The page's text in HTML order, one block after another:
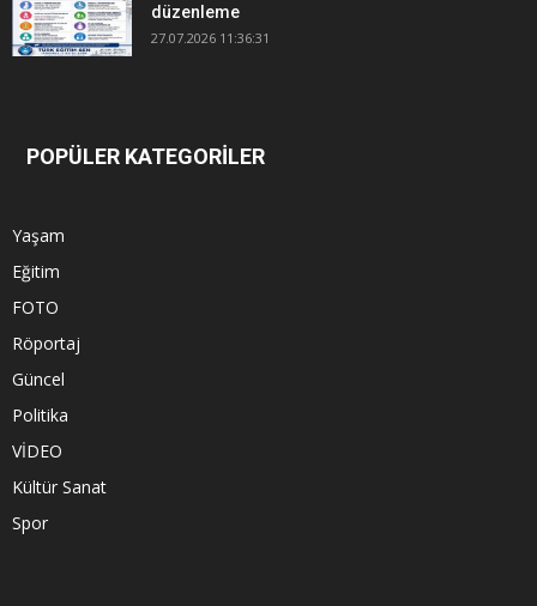
düzenleme
27.07.2026 11:36:31
POPÜLER KATEGORİLER
Yaşam
Eğitim
FOTO
Röportaj
Güncel
Politika
VİDEO
Kültür Sanat
Spor